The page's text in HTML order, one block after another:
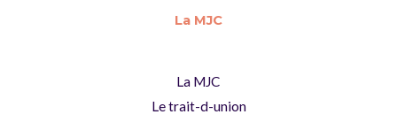
La MJC
La MJC
Le trait-d-union